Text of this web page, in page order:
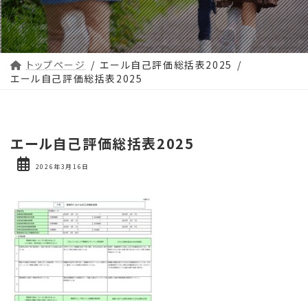
トップページ
エール自己評価総括表2025
エール自己評価総括表2025
エール自己評価総括表2025
2026年3月16日